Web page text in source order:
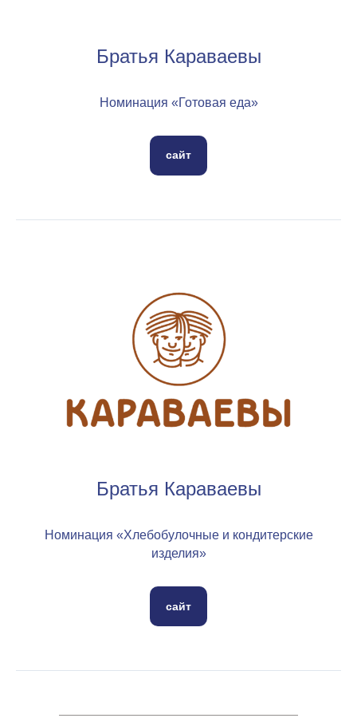
Братья Караваевы
Номинация «Готовая еда»
сайт
Братья Караваевы
Номинация «Хлебобулочные и кондитерские
изделия»
сайт